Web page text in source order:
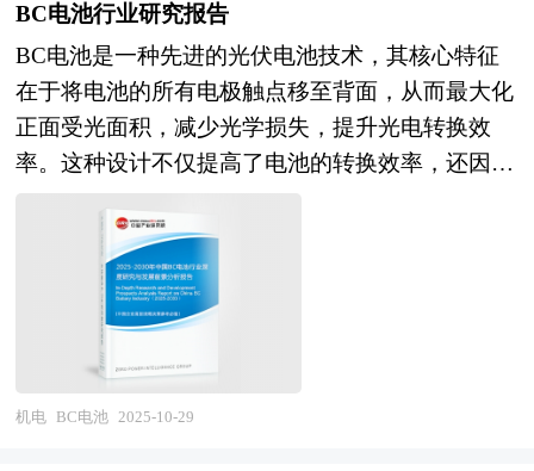
平与产业链完整性，关乎国家能源安全与经济命
脉。 当前行业呈现出三大核心特征。其一，技术
代际升级进入关键期，以氮化镓、碳化硅为代表的
宽禁带半导体加速渗透至逆变器、换流阀等核心装
备，推动设备向高能量密度、低损耗方向跃迁；光
纤测温、智能传感与人工智能技术的深度融合，使
设备状态监测从定期巡检转向实时诊断与预测性维
护，系统可靠性评估方法持续完善。其二，市场格
局深度调整，行业整体呈现"头部集中、长尾活
跃"态势，龙头企业凭借技术积累与资本优势加速
整合，而细分领域仍存在大量专业化配套企业；同
时，产业集群效应显著，长三角、珠三角及中西部
BC电池行业研究报告
BC电池是一种先进的光伏电池技术，其核心特征
在于将电池的所有电极触点移至背面，从而最大化
正面受光面积，减少光学损失，提升光电转换效
率。这种设计不仅提高了电池的转换效率，还因其
于对美观度要求较高的场景。BC电池技术的出
现，为光伏产业的发展提供了一种新的技术路径，
推动了光伏电池技术的创新和进步。 当前，BC电
池技术正处于快速发展和市场拓展阶段。作为一种
高效光伏电池技术，BC电池在提高光电转换效率
和降低光学损失方面具有显著优势。其独特的结构
机电 BC电池 2025-10-29